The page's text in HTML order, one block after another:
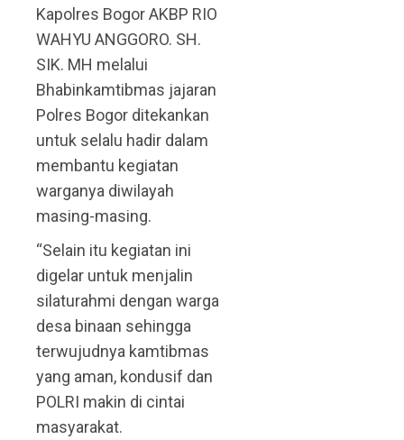
Kapolres Bogor AKBP RIO
WAHYU ANGGORO. SH.
SIK. MH melalui
Bhabinkamtibmas jajaran
Polres Bogor ditekankan
untuk selalu hadir dalam
membantu kegiatan
warganya diwilayah
masing-masing.
“Selain itu kegiatan ini
digelar untuk menjalin
silaturahmi dengan warga
desa binaan sehingga
terwujudnya kamtibmas
yang aman, kondusif dan
POLRI makin di cintai
masyarakat.